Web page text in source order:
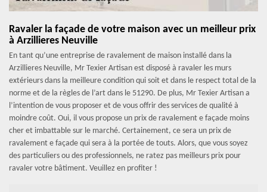
Ravaler la façade de votre maison avec un meilleur prix
à Arzillieres Neuville
En tant qu’une entreprise de ravalement de maison installé dans la
Arzillieres Neuville, Mr Texier Artisan est disposé à ravaler les murs
extérieurs dans la meilleure condition qui soit et dans le respect total de la
norme et de la règles de l’art dans le 51290. De plus, Mr Texier Artisan a
l’intention de vous proposer et de vous offrir des services de qualité à
moindre coût. Oui, il vous propose un prix de ravalement e façade moins
cher et imbattable sur le marché. Certainement, ce sera un prix de
ravalement e façade qui sera à la portée de touts. Alors, que vous soyez
des particuliers ou des professionnels, ne ratez pas meilleurs prix pour
ravaler votre bâtiment. Veuillez en profiter !